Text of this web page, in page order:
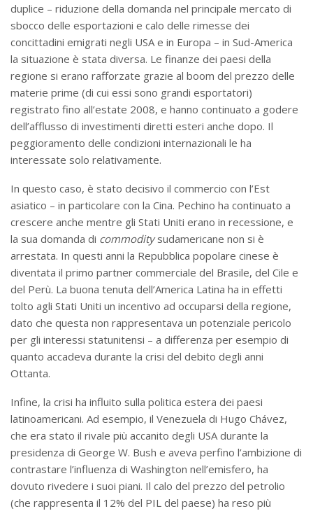
duplice – riduzione della domanda nel principale mercato di
sbocco delle esportazioni e calo delle rimesse dei
concittadini emigrati negli USA e in Europa – in Sud-America
la situazione è stata diversa. Le finanze dei paesi della
regione si erano rafforzate grazie al boom del prezzo delle
materie prime (di cui essi sono grandi esportatori)
registrato fino all’estate 2008, e hanno continuato a godere
dell’afflusso di investimenti diretti esteri anche dopo. Il
peggioramento delle condizioni internazionali le ha
interessate solo relativamente.
In questo caso, è stato decisivo il commercio con l’Est
asiatico – in particolare con la Cina. Pechino ha continuato a
crescere anche mentre gli Stati Uniti erano in recessione, e
la sua domanda di commoditysudamericane non si è
arrestata. In questi anni la Repubblica popolare cinese è
diventata il primo partner commerciale del Brasile, del Cile e
del Perù. La buona tenuta dell’America Latina ha in effetti
tolto agli Stati Uniti un incentivo ad occuparsi della regione,
dato che questa non rappresentava un potenziale pericolo
per gli interessi statunitensi – a differenza per esempio di
quanto accadeva durante la crisi del debito degli anni
Ottanta.
Infine, la crisi ha influito sulla politica estera dei paesi
latinoamericani. Ad esempio, il Venezuela di Hugo Chávez,
che era stato il rivale più accanito degli USA durante la
presidenza di George W. Bush e aveva perfino l’ambizione di
contrastare l’influenza di Washington nell’emisfero, ha
dovuto rivedere i suoi piani. Il calo del prezzo del petrolio
(che rappresenta il 12% del PIL del paese) ha reso più